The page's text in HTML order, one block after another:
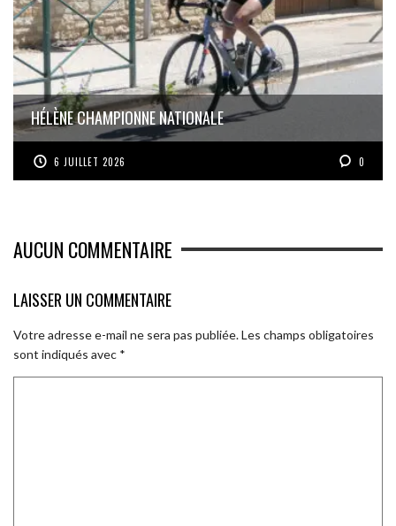
HÉLÈNE CHAMPIONNE NATIONALE
6 JUILLET 2026 0
AUCUN COMMENTAIRE
LAISSER UN COMMENTAIRE
Votre adresse e-mail ne sera pas publiée.Les champs obligatoires
sont indiqués avec *